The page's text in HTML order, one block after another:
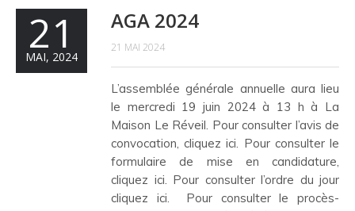
21
MAI, 2024
AGA 2024
21 MAI 2024
L’assemblée générale annuelle aura lieu
le mercredi 19 juin 2024 à 13 h à La
Maison Le Réveil. Pour consulter l’avis de
convocation, cliquez ici. Pour consulter le
formulaire de mise en candidature,
cliquez ici. Pour consulter l’ordre du jour
cliquez ici. Pour consulter le procès-